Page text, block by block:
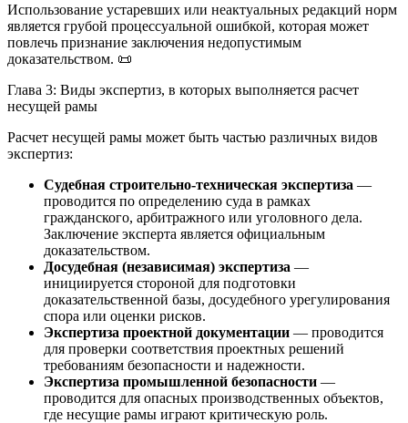
Использование устаревших или неактуальных редакций норм
является грубой процессуальной ошибкой, которая может
повлечь признание заключения недопустимым
доказательством. 📜
Глава 3: Виды экспертиз, в которых выполняется расчет
несущей рамы
Расчет несущей рамы может быть частью различных видов
экспертиз:
Судебная строительно-техническая экспертиза —
проводится по определению суда в рамках
гражданского, арбитражного или уголовного дела.
Заключение эксперта является официальным
доказательством.
Досудебная (независимая) экспертиза —
инициируется стороной для подготовки
доказательственной базы, досудебного урегулирования
спора или оценки рисков.
Экспертиза проектной документации — проводится
для проверки соответствия проектных решений
требованиям безопасности и надежности.
Экспертиза промышленной безопасности —
проводится для опасных производственных объектов,
где несущие рамы играют критическую роль.